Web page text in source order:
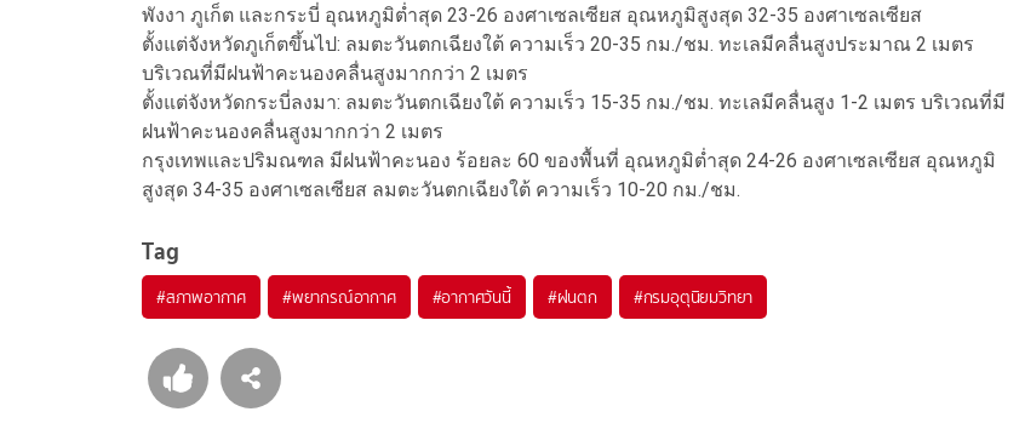
พังงา ภูเก็ต และกระบี่ อุณหภูมิต่ำสุด 23-26 องศาเซลเซียส อุณหภูมิสูงสุด 32-35 องศาเซลเซียส
ตั้งแต่จังหวัดภูเก็ตขึ้นไป: ลมตะวันตกเฉียงใต้ ความเร็ว 20-35 กม./ชม. ทะเลมีคลื่นสูงประมาณ 2 เมตร
บริเวณที่มีฝนฟ้าคะนองคลื่นสูงมากกว่า 2 เมตร
ตั้งแต่จังหวัดกระบี่ลงมา: ลมตะวันตกเฉียงใต้ ความเร็ว 15-35 กม./ชม. ทะเลมีคลื่นสูง 1-2 เมตร บริเวณที่มี
ฝนฟ้าคะนองคลื่นสูงมากกว่า 2 เมตร
กรุงเทพและปริมณฑล มีฝนฟ้าคะนอง ร้อยละ 60 ของพื้นที่ อุณหภูมิต่ำสุด 24-26 องศาเซลเซียส อุณหภูมิ
สูงสุด 34-35 องศาเซลเซียส ลมตะวันตกเฉียงใต้ ความเร็ว 10-20 กม./ชม.
Tag
#สภาพอากาศ #พยากรณ์อากาศ #อากาศวันนี้ #ฝนตก #กรมอุตุนิยมวิทยา